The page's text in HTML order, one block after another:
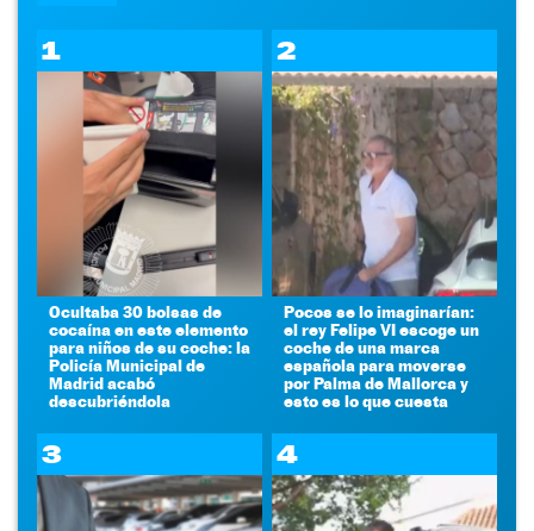
1
Ocultaba 30 bolsas de
cocaína en este elemento
para niños de su coche: la
Policía Municipal de
Madrid acabó
descubriéndola
2
Pocos se lo imaginarían:
el rey Felipe VI escoge un
coche de una marca
española para moverse
por Palma de Mallorca y
esto es lo que cuesta
3 4